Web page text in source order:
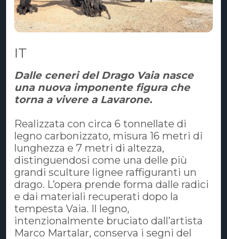
IT
Dalle ceneri del Drago Vaia nasce
una nuova imponente figura che
torna a vivere a Lavarone.
Realizzata con circa 6 tonnellate di
legno carbonizzato, misura 16 metri di
lunghezza e 7 metri di altezza,
distinguendosi come una delle più
grandi sculture lignee raffiguranti un
drago. L’opera prende forma dalle radici
e dai materiali recuperati dopo la
tempesta Vaia. Il legno,
intenzionalmente bruciato dall’artista
Marco Martalar, conserva i segni del